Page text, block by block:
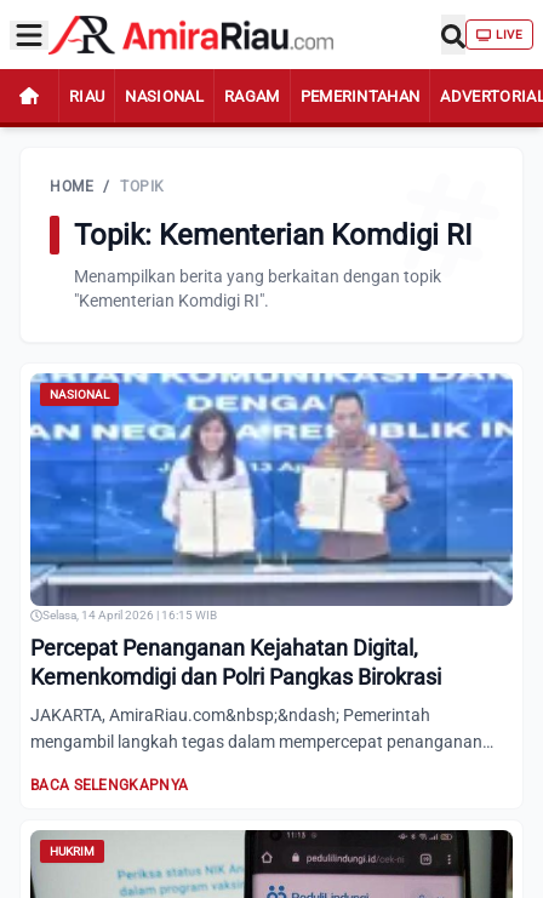
LIVE
RIAU NASIONAL RAGAM PEMERINTAHAN
HOME / TOPIK
Topik: Kementerian Komdigi RI
Menampilkan berita yang berkaitan dengan topik
"Kementerian Komdigi RI".
NASIONAL
Selasa, 14 April 2026 | 16:15 WIB
Percepat Penanganan Kejahatan Digital,
Kemenkomdigi dan Polri Pangkas Birokrasi
JAKARTA, AmiraRiau.com&nbsp;&ndash; Pemerintah
mengambil langkah tegas dalam mempercepat penanganan
BACA SELENGKAPNYA
HUKRIM